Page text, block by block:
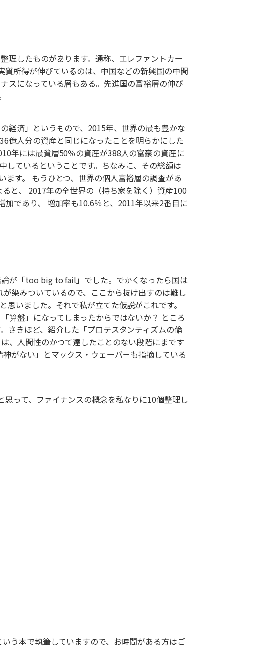
理したものがあります。通称、エレファントカー
所得が伸びているのは、中国などの新興国の中間
スになっている層もある。先進国の富裕層の伸び
経済」というもので、2015年、世界の最も豊かな
億人分の資産と同じになったことを明らかにした
年には最貧層50％の資産が388人の富豪の資産に
しているということです。ちなみに、その総額は
す。 もうひとつ、世界の個人富裕層の調査があ
と、 2017年の全世界の（持ち家を除く）資産100
であり、 増加率も10.6％と、2011年以来2番目に
が「too big to fail」でした。でかくなったら国は
染みついているので、ここから抜け出すのは難し
いました。それで私が立てた仮説がこれです。
算盤」になってしまったからではないか？ ところ
さきほど、紹介した「プロテスタンティズムの倫
、人間性のかつて達したことのない段階にまです
がない」とマックス・ウェーバーも指摘している
思って、ファイナンスの概念を私なりに10個整理し
う本で執筆していますので、お時間がある方はご